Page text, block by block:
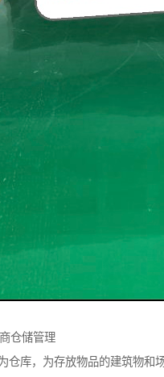
仓储管理
仓库，为存放物品的建筑物和